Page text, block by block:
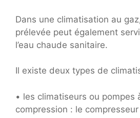
Dans une climatisation au
prélevée peut également
l’eau chaude sanitaire.
Il existe deux types de
• les climatiseurs ou pompes
compression : le